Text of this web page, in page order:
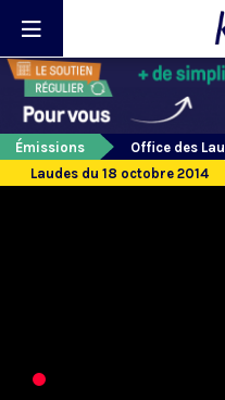
Émissions
Office des
Laudes du 18 octobre 2014